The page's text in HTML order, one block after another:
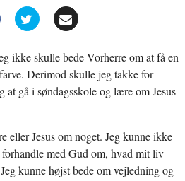
ikke skulle bede Vorherre om at få en
Derimod skulle jeg takke for
gå i søndagsskole og lære om Jesus
eller Jesus om noget. Jeg kunne ikke
med Gud om, hvad mit liv
kunne højst bede om vejledning og